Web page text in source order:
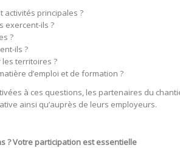
activités principales ?
exercent-ils ?
?
ils ?
territoires ?
d’emploi et de formation ?
à ces questions, les partenaires du
ainsi qu’auprès de leurs employeurs.
? Votre participation est essentielle